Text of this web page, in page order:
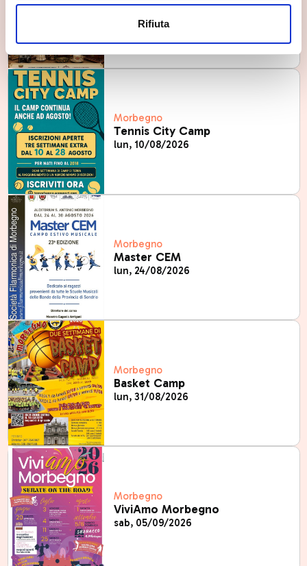
Rifiuta
Mercatino Hobbista
sab, 08/08/2026
Morbegno
Tennis City Camp
lun, 10/08/2026
Morbegno
Master CEM
lun, 24/08/2026
Morbegno
Basket Camp
lun, 31/08/2026
Morbegno
ViviAmo Morbegno
sab, 05/09/2026